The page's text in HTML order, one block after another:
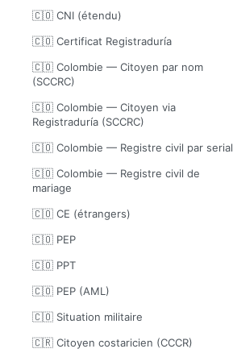
🇨🇴 CNI (étendu)
🇨🇴 Certificat Registraduría
🇨🇴 Colombie — Citoyen par nom
(SCCRC)
🇨🇴 Colombie — Citoyen via
Registraduría (SCCRC)
🇨🇴 Colombie — Registre civil par serial
🇨🇴 Colombie — Registre civil de
mariage
🇨🇴 CE (étrangers)
🇨🇴 PEP
🇨🇴 PPT
🇨🇴 PEP (AML)
🇨🇴 Situation militaire
🇨🇷 Citoyen costaricien (CCCR)